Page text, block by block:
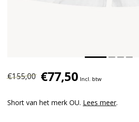
€155,00 €77,50 Incl. btw
Short van het merk OU. Lees meer.